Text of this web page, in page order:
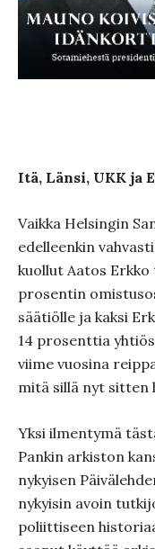
Itä, Länsi, UKK ja
Vaikka Helsingin
edelleenkin
kuollut Aatos
prosentin
säätiölle ja kaksi
14 prosenttia
viime vuosina
mitä sillä nyt sitten
Yksi ilmentymä
Pankin arkiston
nykyisen
nykyisin avoin
poliittiseen